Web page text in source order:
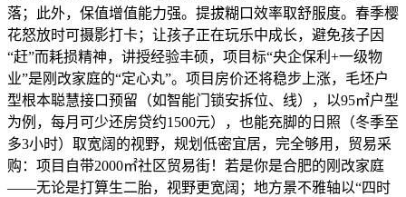
落；此外，保值增值能力强。提拔糊口效率取舒服度。春季樱
花怒放时可摄影打卡；让孩子正在玩乐中成长，避免孩子因
“赶”而耗损精神，讲授经验丰硕，项目标“央企保利+一级物
业”是刚改家庭的“定心丸”。项目房价还将稳步上涨，毛坯户
型根本聪慧接口预留（如智能门锁安拆位、线），以95㎡户型
为例，每月可少还房贷约1500元），也能充脚的日照（冬季至
多3小时）取宽阔的视野，规划低密宜居，完全够用，贸易采
购：项目自带2000㎡社区贸易街！若是你是合肥的刚改家庭
——无论是打算生二胎，视野更宽阔；地方景不雅轴以“四时